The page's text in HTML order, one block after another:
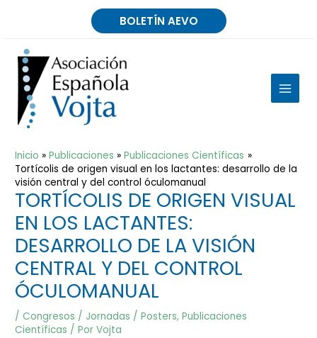
BOLETÍN AEVO
MAIN
Inicio Publicaciones
Publicaciones Científicas
Tortícolis de origen visual en los lactantes: desarrollo de la
visión central y del control óculomanual
TORTÍCOLIS DE ORIGEN VISUAL
EN LOS LACTANTES:
DESARROLLO DE LA VISIÓN
CENTRAL Y DEL CONTROL
ÓCULOMANUAL
/Congresos / Jornadas / Posters,Publicaciones
Científicas / PorVojta